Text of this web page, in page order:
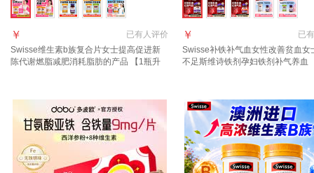
已有人评价
￥
Swisse维生素b族复合片女士提高促进新
陈代谢燃脂减肥消耗脂肪的产品 【1瓶升
已有
￥
Swisse补铁补气血女性改善贫血女
不足斯维诗铁剂孕妇铁剂补气养血